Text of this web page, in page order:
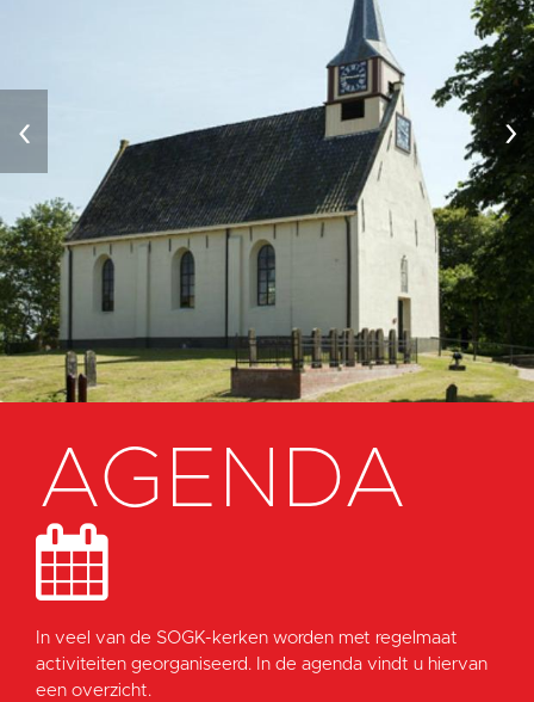
‹ ›
AGENDA
In veel van de SOGK-kerken worden met regelmaat
activiteiten georganiseerd. In de agenda vindt u hiervan
een overzicht.